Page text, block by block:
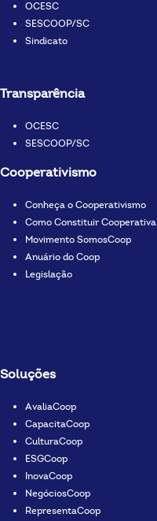
OCESC
SESCOOP/SC
Sindicato
Transparência
OCESC
SESCOOP/SC
Cooperativismo
Conheça o Cooperativismo
Como Constituir Cooperativa
Movimento SomosCoop
Anuário do Coop
Legislação
Soluções
AvaliaCoop
CapacitaCoop
CulturaCoop
ESGCoop
InovaCoop
NegóciosCoop
RepresentaCoop